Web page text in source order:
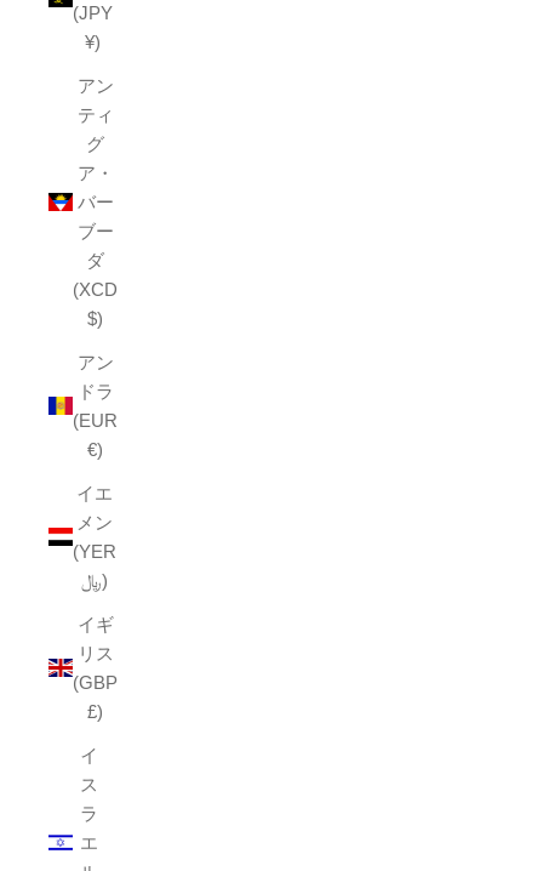
(JPY
¥)
アン
ティ
グ
ア・
バー
ブー
ダ
(XCD
$)
アン
ドラ
(EUR
€)
イエ
メン
(YER
﷼)
イギ
リス
(GBP
£)
イ
ス
ラ
エ